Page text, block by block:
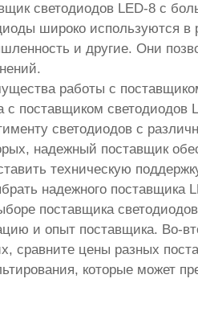
светодиодов LED-8 с
широко используются в
и другие. Они
работы с
с поставщиком
светодиодов с
надежный поставщик
техническую
надежного
поставщика
и опыт поставщика. Во-
сравните цены разных
которые может